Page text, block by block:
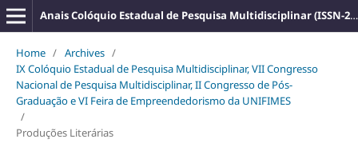
Anais Colóquio Estadual de Pesquisa Multidisciplinar (ISSN-2527-2500)
Home / Archives /
IX Colóquio Estadual de Pesquisa Multidisciplinar, VII Congresso
Nacional de Pesquisa Multidisciplinar, II Congresso de Pós-
Graduação e VI Feira de Empreendedorismo da UNIFIMES
/
Produções Literárias